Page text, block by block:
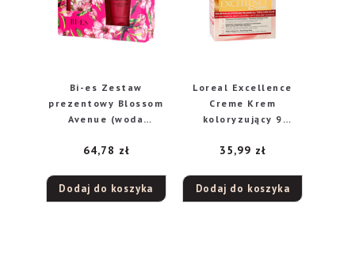
Bi-es Zestaw
prezentowy Blossom
Avenue (woda
100ml+lotion 150ml)
64,78 zł
Dodaj do koszyka
Loreal Excellence
Creme Krem
koloryzujący 9
35,99 zł
Dodaj do koszyka